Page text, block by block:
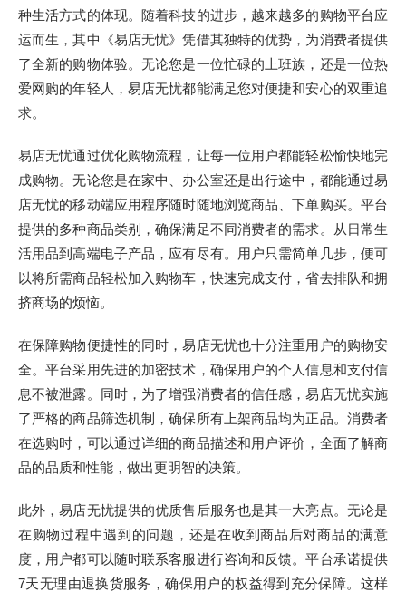
种生活方式的体现。随着科技的进步，越来越多的购物平台应
运而生，其中《易店无忧》凭借其独特的优势，为消费者提供
了全新的购物体验。无论您是一位忙碌的上班族，还是一位热
爱网购的年轻人，易店无忧都能满足您对便捷和安心的双重追
求。
易店无忧通过优化购物流程，让每一位用户都能轻松愉快地完
成购物。无论您是在家中、办公室还是出行途中，都能通过易
店无忧的移动端应用程序随时随地浏览商品、下单购买。平台
提供的多种商品类别，确保满足不同消费者的需求。从日常生
活用品到高端电子产品，应有尽有。用户只需简单几步，便可
以将所需商品轻松加入购物车，快速完成支付，省去排队和拥
挤商场的烦恼。
在保障购物便捷性的同时，易店无忧也十分注重用户的购物安
全。平台采用先进的加密技术，确保用户的个人信息和支付信
息不被泄露。同时，为了增强消费者的信任感，易店无忧实施
了严格的商品筛选机制，确保所有上架商品均为正品。消费者
在选购时，可以通过详细的商品描述和用户评价，全面了解商
品的品质和性能，做出更明智的决策。
此外，易店无忧提供的优质售后服务也是其一大亮点。无论是
在购物过程中遇到的问题，还是在收到商品后对商品的满意
度，用户都可以随时联系客服进行咨询和反馈。平台承诺提供
7天无理由退换货服务，确保用户的权益得到充分保障。这样